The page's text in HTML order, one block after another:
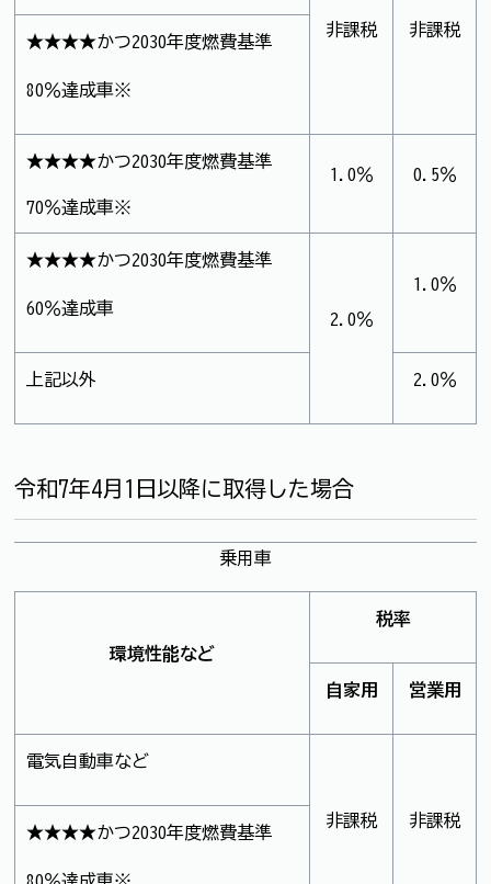
非課税 非課税
★★★★かつ2030年度燃費基準
80％達成車※
★★★★かつ2030年度燃費基準
70％達成車※
1.0％ 0.5％
★★★★かつ2030年度燃費基準
60％達成車
2.0％
1.0％
上記以外 2.0％
令和7年4月1日以降に取得した場合
乗用車
環境性能など
税率
自家用 営業用
電気自動車など
非課税 非課税
★★★★かつ2030年度燃費基準